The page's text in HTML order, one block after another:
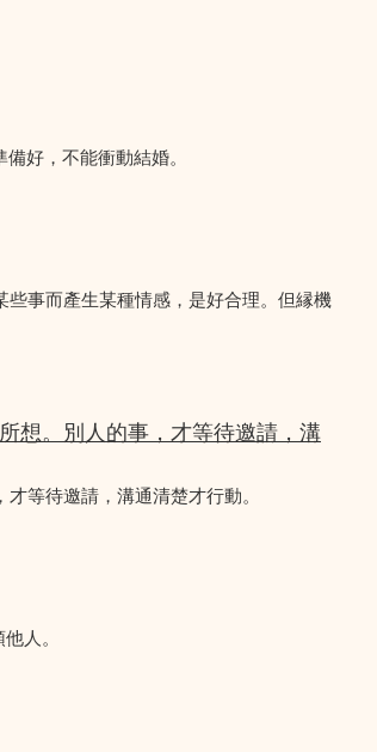
好，不能衝動結婚。
事而產生某種情感，是好合理。但縁機
想。別人的事，才等待邀請，溝
等待邀請，溝通清楚才行動。
人。